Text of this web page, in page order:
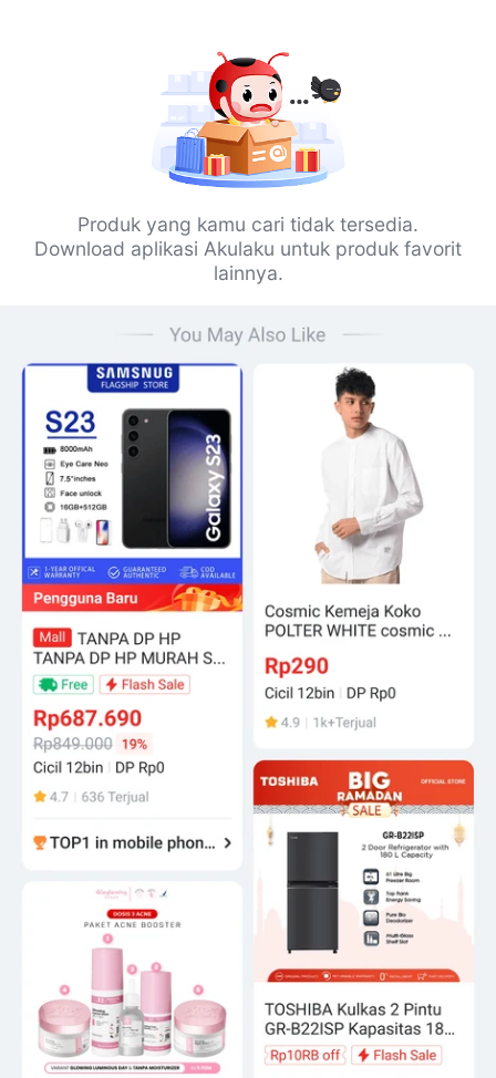
Produk yang kamu cari tidak tersedia.
Download aplikasi Akulaku untuk produk favorit
lainnya.